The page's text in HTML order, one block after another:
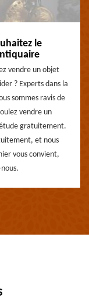
le
vendre un objet
? Experts dans la
sommes ravis de
vendre un
gratuitement.
et nous
vous convient,